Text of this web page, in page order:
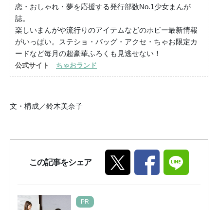
恋・おしゃれ・夢を応援する発行部数No.1少女まんが
誌。
楽しいまんがや流行りのアイテムなどのホビー最新情報
がいっぱい。ステショ・バッグ・アクセ・ちゃお限定カ
ードなど毎月の超豪華ふろくも見逃せない！
公式サイト ちゃおランド
文・構成／鈴木美奈子
この記事をシェア
PR